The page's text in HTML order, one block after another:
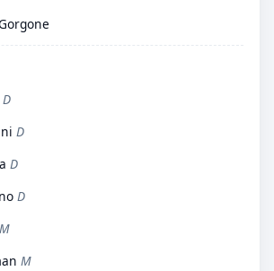
D
D
D
D
M
M